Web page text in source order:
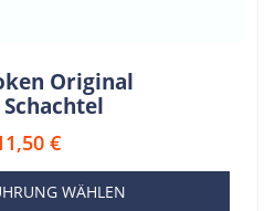
Original
€
WÄHLEN